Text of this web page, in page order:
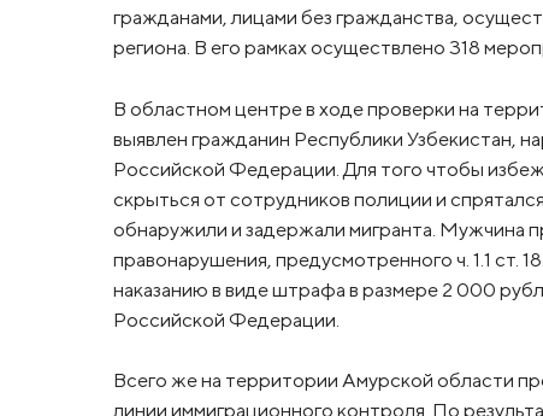
гражданами, лицами без гражданства,
региона. В его рамках осуществлено 318
В областном центре в ходе проверки на
выявлен гражданин Республики Узбекистан,
Российской Федерации. Для того чтобы
скрыться от сотрудников полиции и
обнаружили и задержали мигранта. Мужчина
правонарушения, предусмотренного ч. 1.1
наказанию в виде штрафа в размере 2 000
Российской Федерации.
Всего же на территории Амурской области
линии иммиграционного контроля. По